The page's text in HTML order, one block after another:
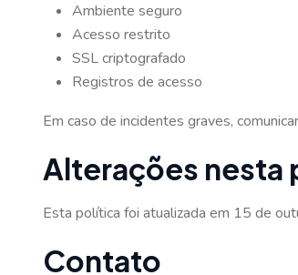
Ambiente seguro
Acesso restrito
SSL criptografado
Registros de acesso
Em caso de incidentes graves,
Alterações nesta
Esta política foi atualizada em 15 de
Contato